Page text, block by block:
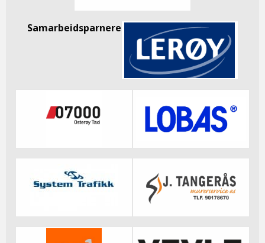
Samarbeidsparnere